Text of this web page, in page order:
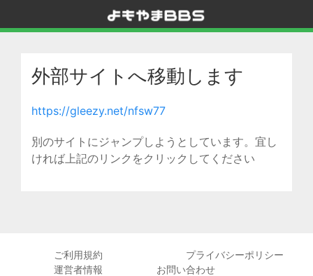
外部サイトへ移動します
https://gleezy.net/nfsw77
別のサイトにジャンプしようとしています。宜し
ければ上記のリンクをクリックしてください
ご利用規約
プライバシーポリシー
運営者情報
お問い合わせ